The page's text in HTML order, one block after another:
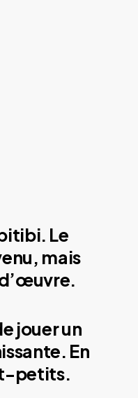
Le
mais
jouer un
En
petits.